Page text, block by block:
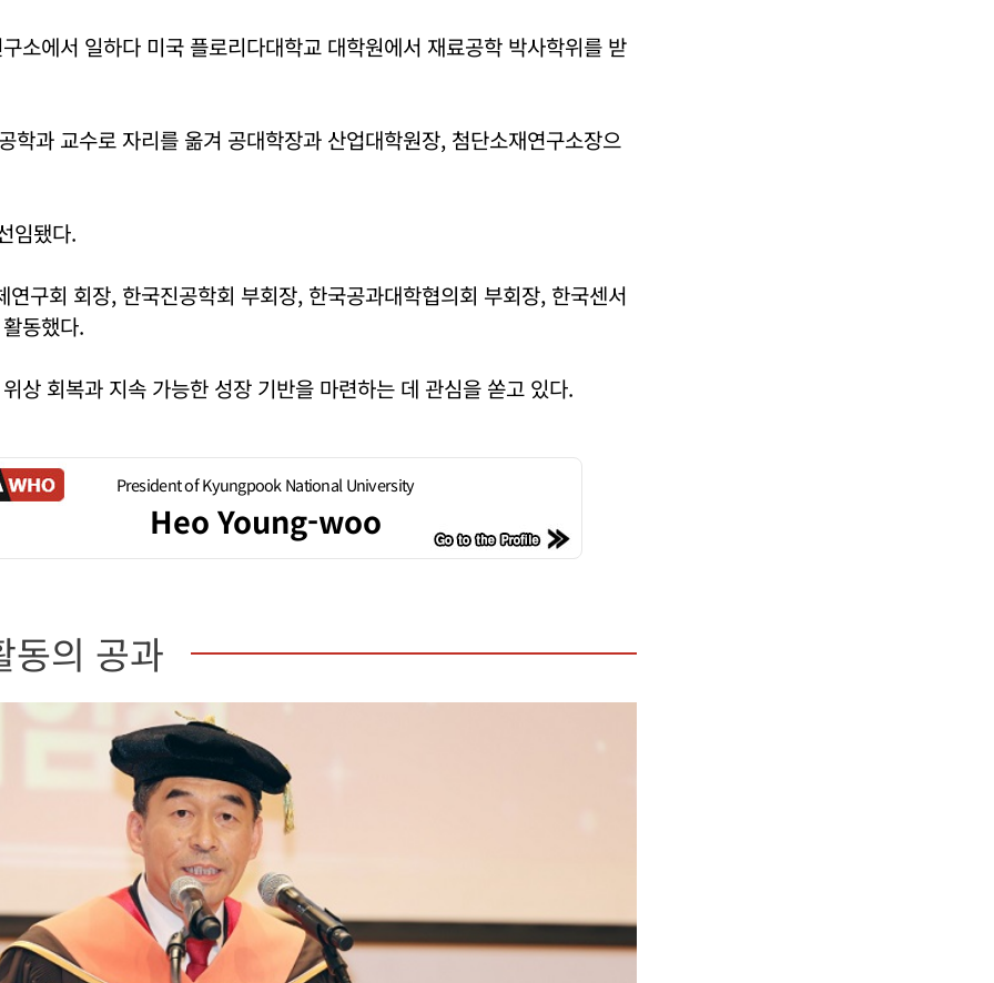
소에서 일하다 미국 플로리다대학교 대학원에서 재료공학 박사학위를 받
학과 교수로 자리를 옮겨 공대학장과 산업대학원장, 첨단소재연구소장으
임됐다.
연구회 회장, 한국진공학회 부회장, 한국공과대학협의회 부회장, 한국센서
동했다.
상 회복과 지속 가능한 성장 기반을 마련하는 데 관심을 쏟고 있다.
President of Kyungpook National University
Heo Young-woo
동의 공과